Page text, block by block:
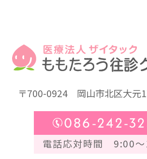
〒700-0924岡山市北区大元1
086-242-
電話応対時間 9:00